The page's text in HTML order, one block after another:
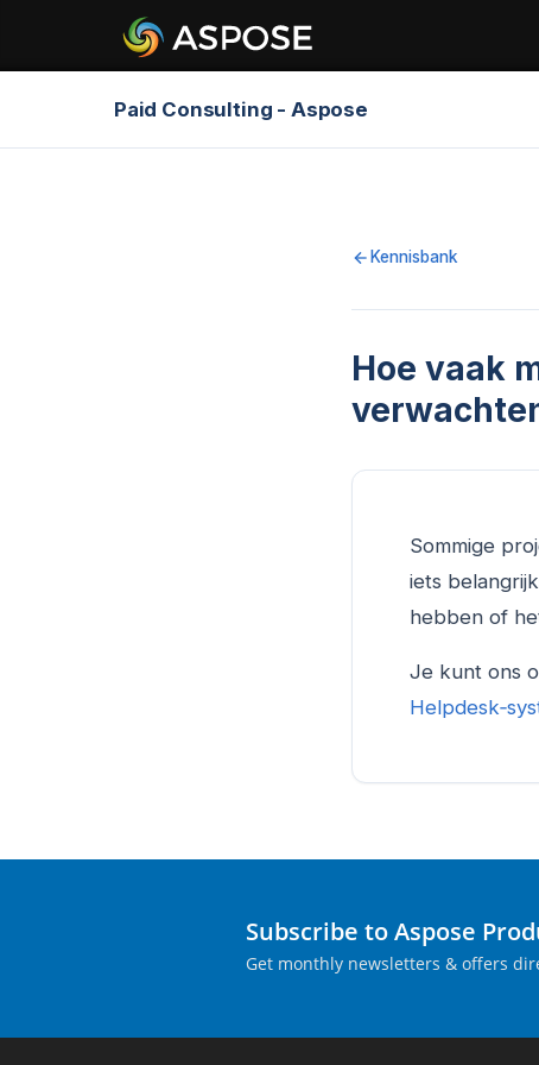
Paid Consulting - Aspose
Kennisbank
Hoe vaak
Sommige
iets
hebben of
Je kunt ons
Subscribe to Aspose
Get monthly newsletters & offers